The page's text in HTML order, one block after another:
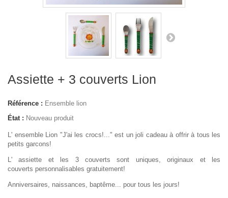
Assiette + 3 couverts Lion
Référence : Ensemble lion
État : Nouveau produit
L' ensemble Lion "J'ai les crocs!..." est un joli cadeau à offrir à tous les
petits garcons!
L' assiette et les 3 couverts sont uniques, originaux et les
couverts personnalisables gratuitement!
Anniversaires, naissances, baptême... pour tous les jours!